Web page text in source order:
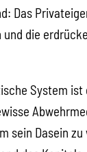
Das
die
System ist
sein Dasein zu